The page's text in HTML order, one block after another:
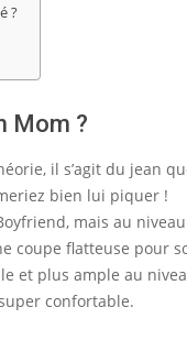
?
Mom ?
il s’agit du jean
bien lui piquer !
mais au
coupe flatteuse pour
et plus ample au
confortable.